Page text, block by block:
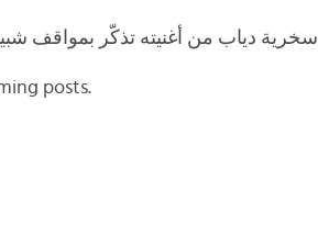
سخرية دياب من أغنيته تذكّر بمواقف
posts.